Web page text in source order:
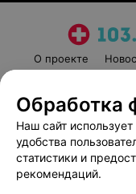
О проекте
Обработка
Наш сайт
удобства
статистики и
рекомендаций.